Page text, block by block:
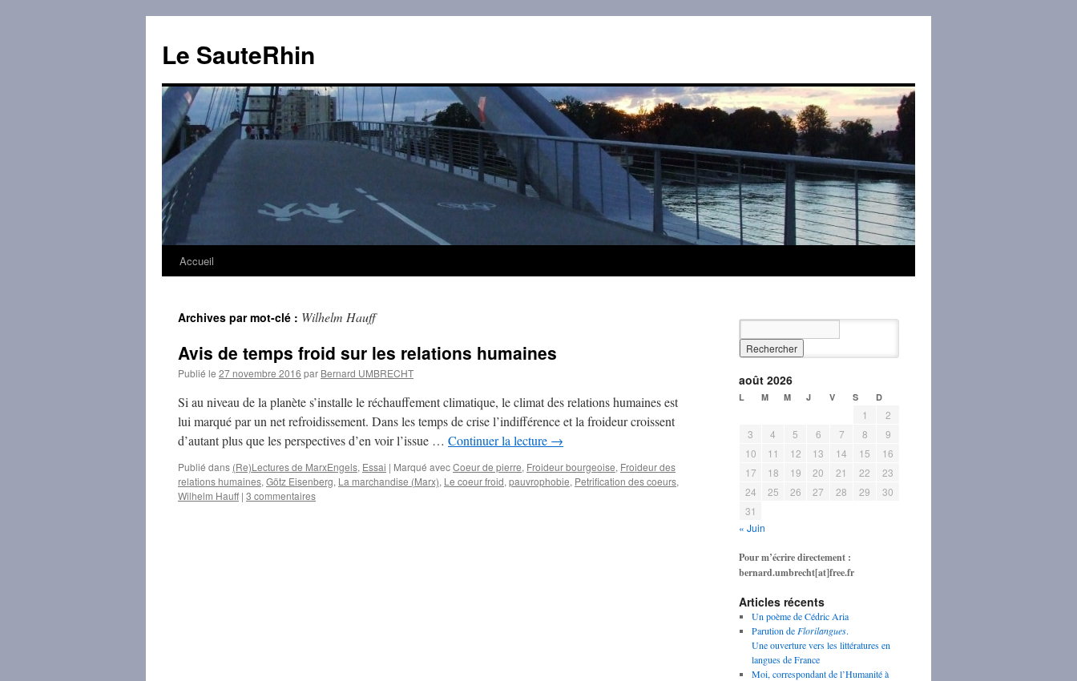
contenu
Le SauteRhin
Accueil
Archives par mot-clé : Wilhelm Hauff
Avis de temps froid sur les relations humaines
Publié le 27 novembre 2016 par Bernard UMBRECHT
Si au niveau de la planète s’installe le réchauffement climatique, le climat des relations humaines est
lui marqué par un net refroidissement. Dans les temps de crise l’indifférence et la froideur croissent
d’autant plus que les perspectives d’en voir l’issue … Continuer la lecture →
Publié dans (Re)Lectures de MarxEngels, Essai | Marqué avecCoeur de pierre, Froideur bourgeoise, Froideur des
relations humaines, Götz Eisenberg, La marchandise (Marx), Le coeur froid, pauvrophobie, Petrification des coeurs,
Wilhelm Hauff | 3 commentaires
août 2026
L M M J V S D
1
2
3
4 5 6 7 8
9
10
11 12 13 14 15
16
17
18 19 20 21 22
23
24
25 26 27 28 29
30
31
« Juin
Pour m’écrire directement :
bernard.umbrecht[at]free.fr
Articles récents
Un poème de Cédric Aria
Parution de Florilangues.
Une ouverture vers les littératures en
langues de France
Moi, correspondant de l’Humanité à